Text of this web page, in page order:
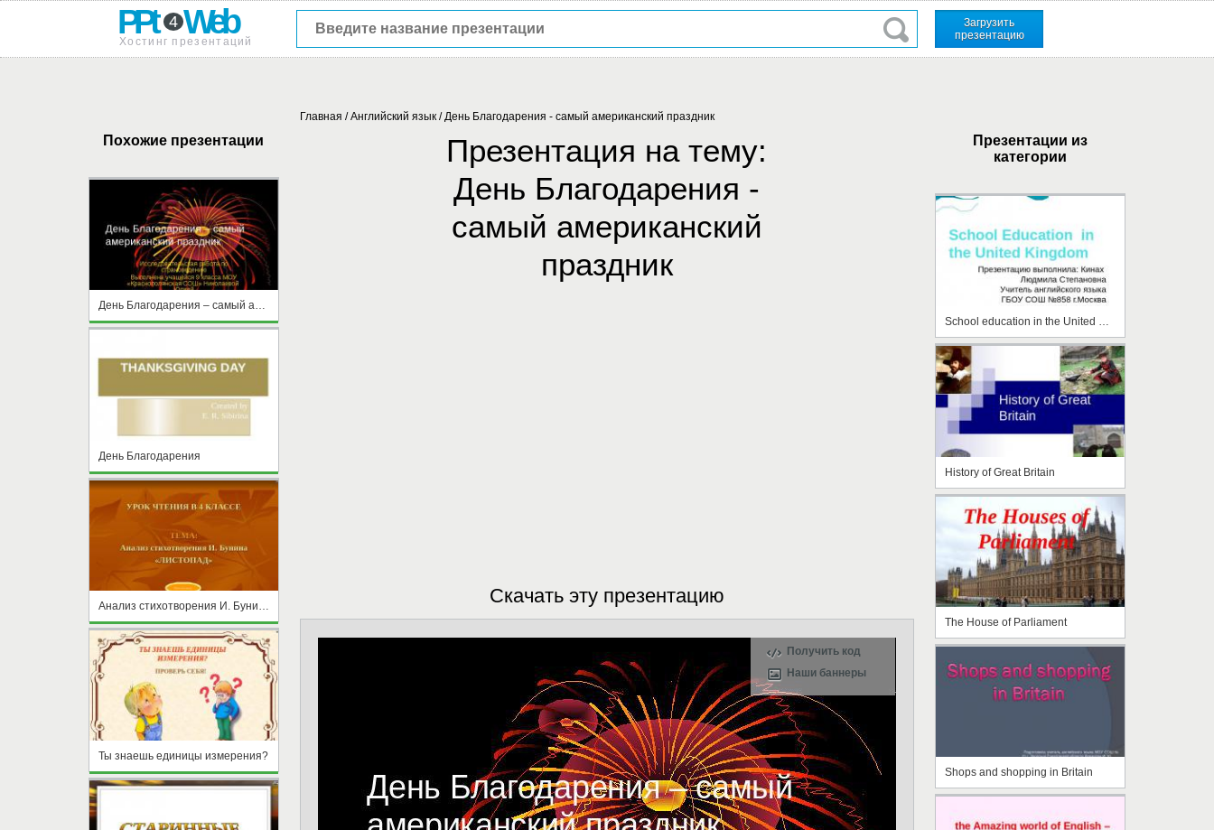
PPt 4 Web
Хостинг презентаций
Загрузить
презентацию
Похожие презентации
День Благодарения – самый американский праздник
День Благодарения
Ты знаешь единицы измерения?
Главная /Английский язык /День Благодарения - самый американский праздник
Презентация на тему:
День Благодарения -
самый американский
праздник
Скачать эту презентацию
Получить код
Наши баннеры
Презентации из
категории
School education in the United Kingdom
History of Great Britain
The House of Parliament
Shops and shopping in Britain